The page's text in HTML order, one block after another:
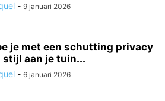
- 9 januari 2026
je met een schutting privacy
stijl aan je tuin...
- 6 januari 2026